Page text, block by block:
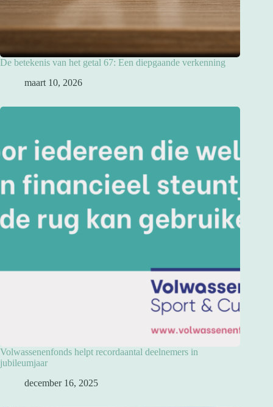
De betekenis van het getal 67: Een diepgaande verkenning
maart 10, 2026
Volwassenenfonds helpt recordaantal deelnemers in
jubileumjaar
december 16, 2025